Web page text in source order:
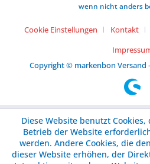
wenn nicht anders
Cookie Einstellungen Kontakt
Copyright © markenbon Versand
Diese Website benutzt
Betrieb der Website
werden. Andere Cookies, die
dieser Website erhöhen, der